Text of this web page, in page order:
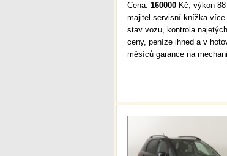
Cena: 160000 Kč, výkon
majitel servisní knížka více
stav vozu, kontrola
ceny, peníze ihned a v
měsíců garance na